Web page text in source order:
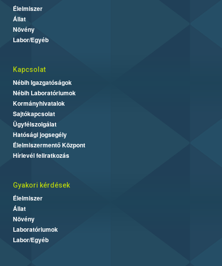
Élelmiszer
Állat
Növény
Labor/Egyéb
Kapcsolat
Nébih Igazgatóságok
Nébih Laboratóriumok
Kormányhivatalok
Sajtókapcsolat
Ügyfélszolgálat
Hatósági jogsegély
Élelmiszermentő Központ
Hírlevél feliratkozás
Gyakori kérdések
Élelmiszer
Állat
Növény
Laboratóriumok
Labor/Egyéb